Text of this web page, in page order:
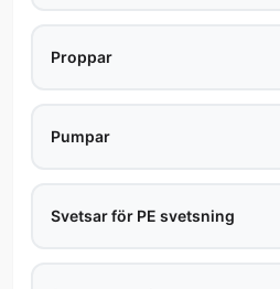
Proppar
Pumpar
Svetsar för PE svetsning